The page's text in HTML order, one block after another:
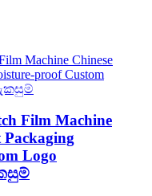
Film Machine
Packaging
Logo